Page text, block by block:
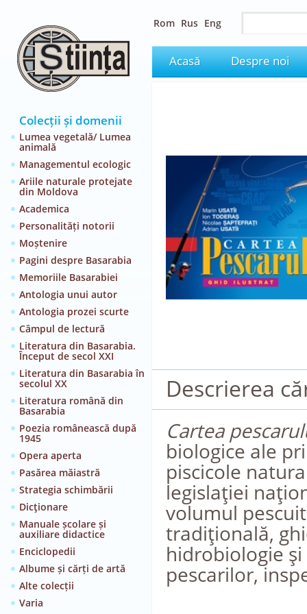
Colecții și domenii
Lumea vegetală/ Lumea
animală
Managementul ecologic
Ariile naturale protejate
din Moldova
Academica
Personalități notorii
Moștenire
Pagini despre Basarabia
Memoriile Basarabiei
Antologia unui autor
Antologia prozei scurte
Câmpul de lectură
Literatura din Basarabia.
Început de secol XXI
Literatura din Basarabia în
secolul XX
Literatura română din
Basarabia
Poezia românească după
1945
Opera aperta
Pasărea măiastră
Strategia schimbării
Dicţionare
Manuale școlare și
auxiliare didactice
Enciclopedii
Albume și cărți de artă
Alte colecții
Varia
Rom Rus Eng
Acasă Despre noi
Descrierea
Cartea
biologice ale
piscicole
legislaţiei
volumul
tradiţională,
hidrobiologie
pescarilor,